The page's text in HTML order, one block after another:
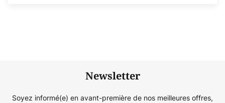
Newsletter
Soyez informé(e) en avant-première de nos meilleures offres,